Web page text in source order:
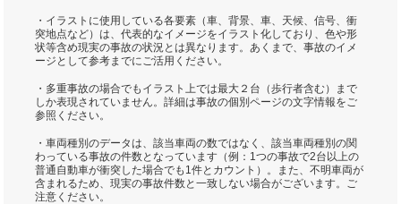
・イラストに使用している各要素（車、背景、車、天候、信号、衝
突地点など）は、代表的なイメージをイラスト化しており、色や形
状等含め現実の事故の状況とは異なります。あくまで、事故のイメ
ージとして参考までにご活用ください。
・多重事故の場合でもイラスト上では最大２台（歩行者含む）まで
しか表現されていません。詳細は事故の個別ページの文字情報をご
参照ください。
・車両種別のデータは、該当車両の数ではなく、該当車両種別の関
わっている事故の件数となっています（例：1つの事故で2台以上の
普通自動車が衝突した場合でも1件とカウント）。また、不明車両が
含まれるため、現実の事故件数と一致しない場合がございます。ご
注意ください。